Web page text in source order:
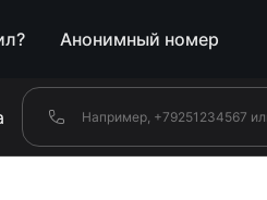
Анонимный номер